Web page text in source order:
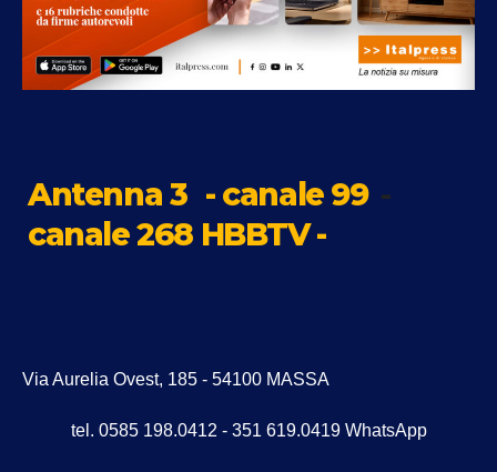
Antenna 3 - canale 99 -
canale 268 HBBTV -
Via Aurelia Ovest, 185 - 54100 MASSA
tel. 0585 198.0412 - 351 619.0419 WhatsApp